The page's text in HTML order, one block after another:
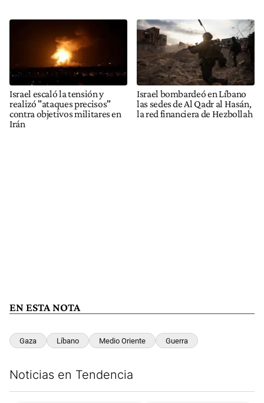
Israel escaló la tensión y
realizó "ataques precisos"
contra objetivos militares en
Irán
Israel bombardeó en Líbano
las sedes de Al Qadr al Hasán,
la red financiera de Hezbollah
EN ESTA NOTA
Gaza Líbano Medio Oriente Guerra
Noticias en Tendencia